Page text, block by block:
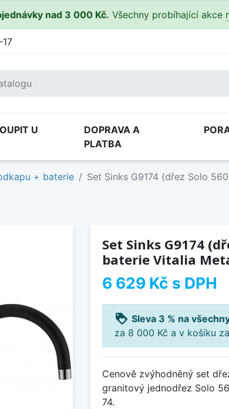
nad 3 000 Kč. Všechny probíhající akce
U
DOPRAVA A
PLATBA
+ baterie Set Sinks G9174 (dřez Solo
Set Sinks G9174
baterie Vitalia
6 629 Kč s DPH
loyalty Sleva 3 % na
za 8 000 Kč a v košíku
Cenově zvýhodněný set
granitový jednodřez Solo
74.